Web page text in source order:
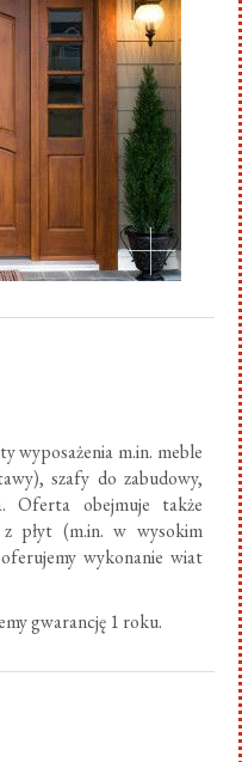
wyposażenia m.in. meble
szafy do zabudowy,
Oferta obejmuje także
z płyt (m.in. w wysokim
wykonanie wiat
gwarancję 1 roku.